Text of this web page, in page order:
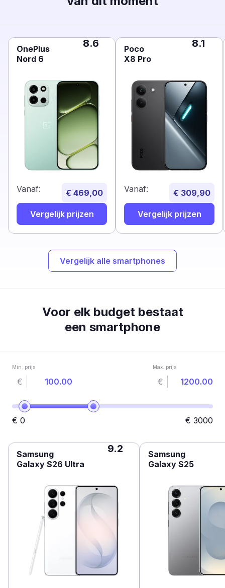
OnePlus
Nord 6
8.6
Vanaf: € 469,00
Vergelijk prijzen
Poco
X8 Pro
8.1
Vanaf: € 309,90
Vergelijk prijzen
Vergelijk alle smartphones
Voor elk budget bestaat
een smartphone
Min. prijs
€
Max. prijs
€
€ 0 € 3000
Samsung
Galaxy S26 Ultra
9.2
Samsung
Galaxy S25